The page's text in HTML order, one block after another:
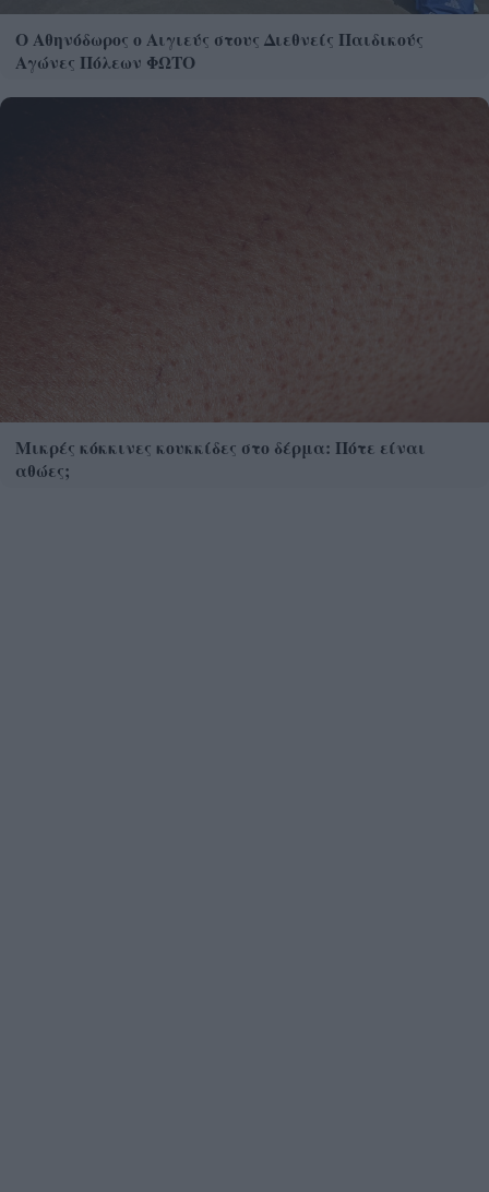
Ο Αθηνόδωρος ο Αιγιεύς στους Διεθνείς Παιδικούς
Αγώνες Πόλεων ΦΩΤΟ
Μικρές κόκκινες κουκκίδες στο δέρμα: Πότε είναι
αθώες;